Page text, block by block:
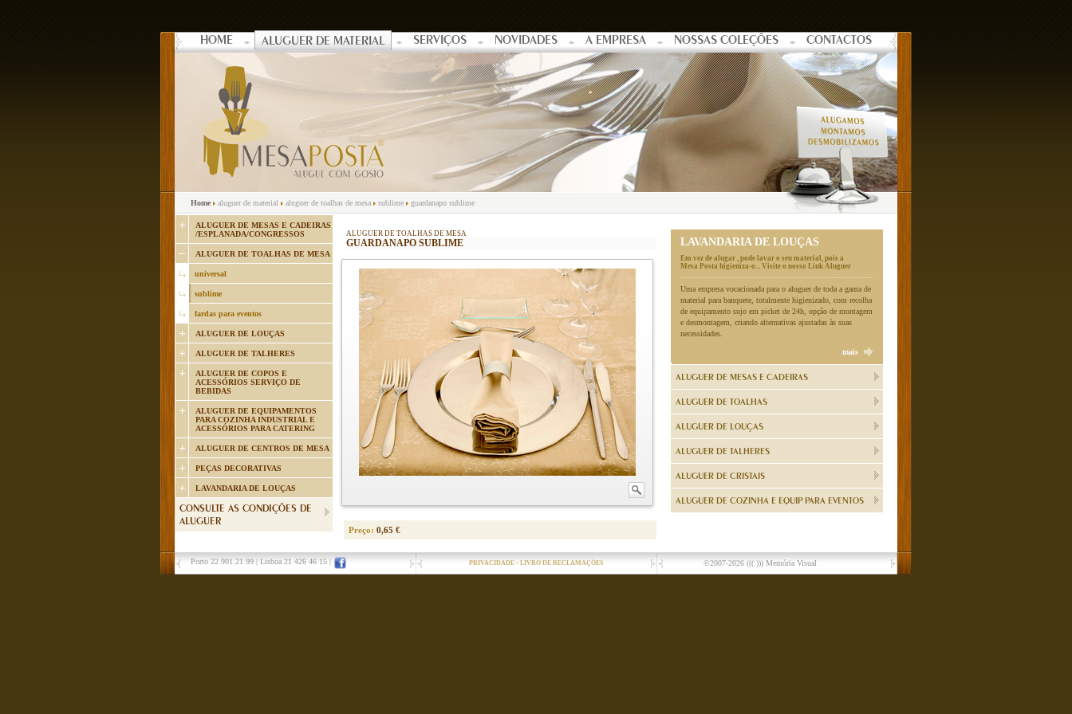
HOME ALUGUER DE MATERIAL SERVIÇOS NOVIDADES A EMPRESA NOSSAS COLEÇÕES CONTACTOS
Home aluguer de material aluguer de toalhas de mesa sublime guardanapo sublime
ALUGUER DE MESAS E CADEIRAS
/ESPLANADA/CONGRESSOS
ALUGUER DE TOALHAS DE MESA
universal
sublime
fardas para eventos
ALUGUER DE LOUÇAS
ALUGUER DE TALHERES
ALUGUER DE COPOS E
ACESSÓRIOS SERVIÇO DE
BEBIDAS
ALUGUER DE EQUIPAMENTOS
PARA COZINHA INDUSTRIAL E
ACESSÓRIOS PARA CATERING
ALUGUER DE CENTROS DE MESA
PEÇAS DECORATIVAS
LAVANDARIA DE LOUÇAS
CONSULTE AS CONDIÇÕES DE
ALUGUER
ALUGUER DE TOALHAS DE MESA
GUARDANAPO SUBLIME
Preço: 0,65 €
LAVANDARIA DE LOUÇAS
Em vez de alugar , pode lavar o seu material, pois a
Mesa Posta higieniza-o... Visite o nosso Link Aluguer
Uma empresa vocacionada para o aluguer de toda a gama de
material para banquete, totalmente higienizado, com recolha
de equipamento sujo em picket de 24h, opção de montagem
e desmontagem, criando alternativas ajustadas às suas
necessidades.
mais
ALUGUER DE MESAS E CADEIRAS
ALUGUER DE TOALHAS
ALUGUER DE LOUÇAS
ALUGUER DE TALHERES
ALUGUER DE CRISTAIS
ALUGUER DE COZINHA E EQUIP PARA EVENTOS
Porto 22 901 21 99 Lisboa 21 426 46 15 PRIVACIDADE - LIVRO DE RECLAMAÇÕES ©2007-2026 (((:))) Memória Visual